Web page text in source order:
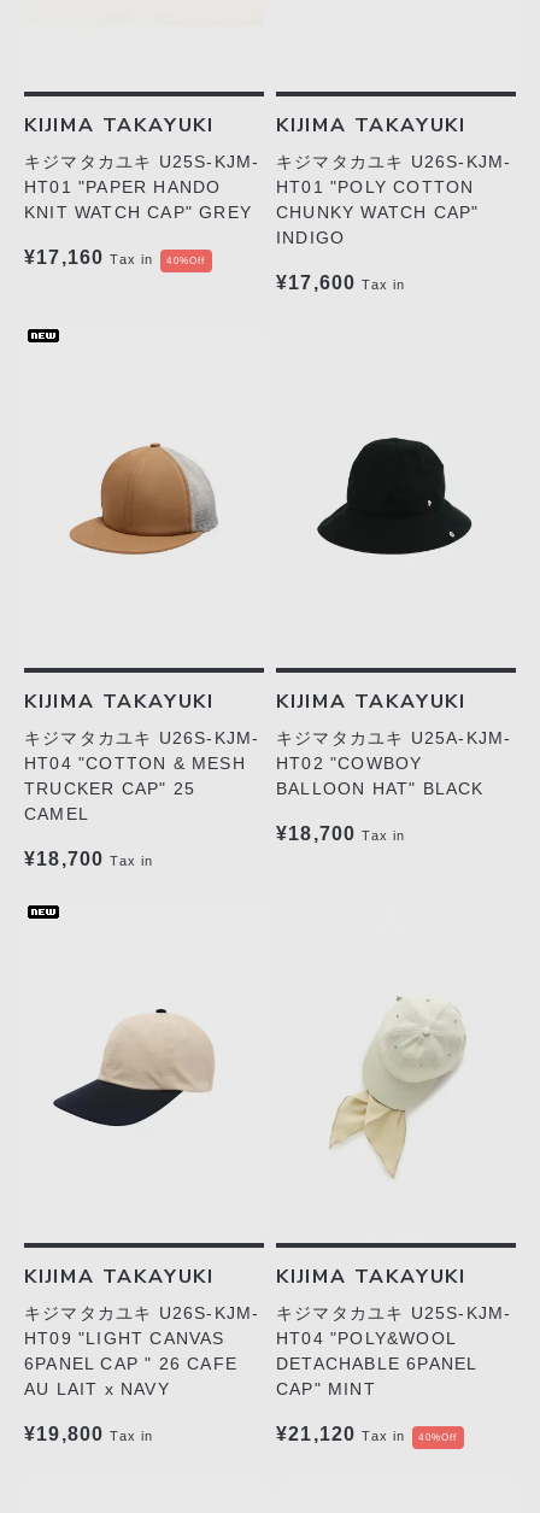
KIJIMA TAKAYUKI
キジマタカユキ U25S-KJM-
HT01 "PAPER HANDO
KNIT WATCH CAP" GREY
¥17,160 Tax in 40%Off
KIJIMA TAKAYUKI
キジマタカユキ U26S-KJM-
HT01 "POLY COTTON
CHUNKY WATCH CAP"
INDIGO
¥17,600 Tax in
KIJIMA TAKAYUKI
キジマタカユキ U26S-KJM-
HT04 "COTTON & MESH
TRUCKER CAP" 25
CAMEL
¥18,700 Tax in
KIJIMA TAKAYUKI
キジマタカユキ U25A-KJM-
HT02 "COWBOY
BALLOON HAT" BLACK
¥18,700 Tax in
KIJIMA TAKAYUKI
キジマタカユキ U26S-KJM-
HT09 "LIGHT CANVAS
6PANEL CAP " 26 CAFE
AU LAIT x NAVY
¥19,800 Tax in
KIJIMA TAKAYUKI
キジマタカユキ U25S-KJM-
HT04 "POLY&WOOL
DETACHABLE 6PANEL
CAP" MINT
¥21,120 Tax in 40%Off